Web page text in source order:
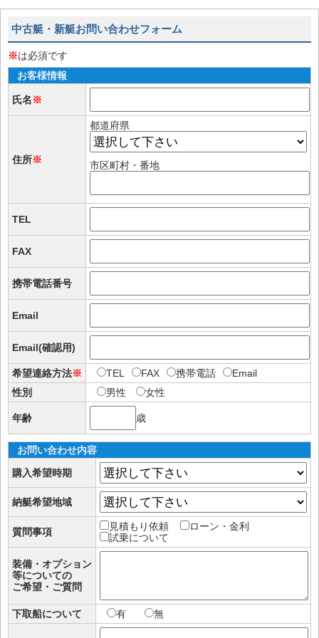
中古艇・新艇お問い合わせフォーム
※は必須です
お客様情報
氏名※
住所※
都道府県
市区町村・番地
TEL
FAX
携帯電話番号
Email
Email(確認用)
希望連絡方法※ TEL FAX 携帯電話
Email
性別
男性 女性
年齢 歳
お問い合わせ内容
購入希望時期
納艇希望地域
質問事項 見積もり依頼
ローン・金利
試乗について
装備・オプション
等についての
ご希望・ご質問
下取船について 有 無